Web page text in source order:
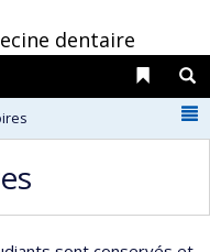
dentaire
Liens